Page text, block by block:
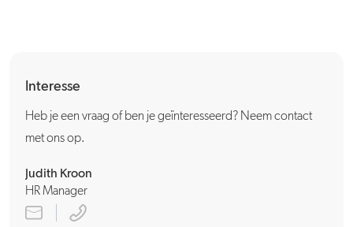
Interesse
Heb je een vraag of ben je geïnteresseerd? Neem contact
met ons op.
Judith Kroon
HR Manager